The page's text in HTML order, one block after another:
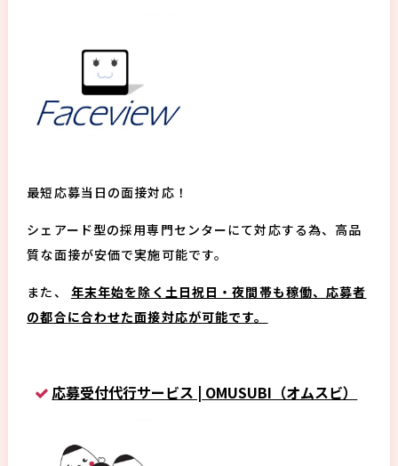
最短応募当日の面接対応！
シェアード型の採用専門センターにて対応する為、高品
質な面接が安価で実施可能です。
また、 年末年始を除く土日祝日・夜間帯も稼働、応募者
の都合に合わせた面接対応が可能です。
応募受付代行サービス | OMUSUBI（オムスビ）